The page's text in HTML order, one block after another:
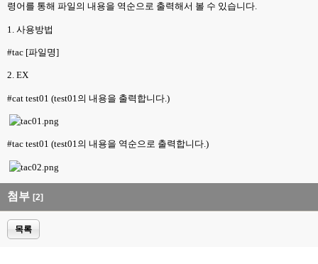
령어를 통해 파일의 내용을 역순으로 출력해서 볼 수 있습니다.
1. 사용방법
#tac [파일명]
2. EX
#cat test01 (test01 의 내용을 출력합니다 .)
#tac test01 (test01의 내용을 역순으로 출력합니다.)
첨부 [2]
목록